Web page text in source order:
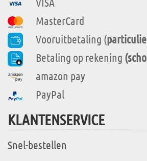
MasterCard
Vooruitbetaling (
Betaling op rekening
amazon pay
PayPal
KLANTENSERVICE
Snel-bestellen